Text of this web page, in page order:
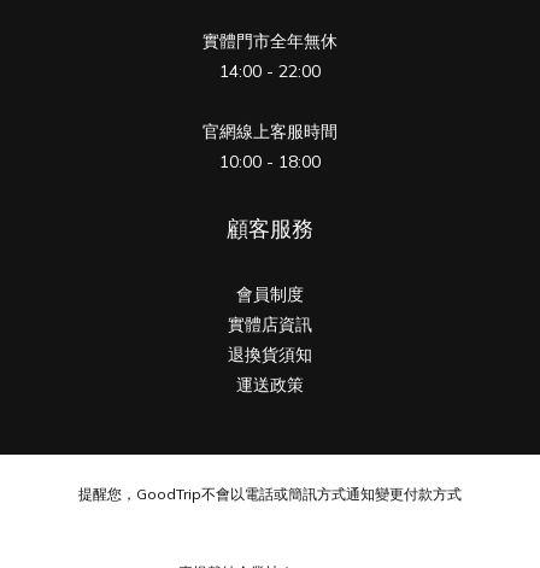
實體門市全年無休
14:00 - 22:00
官網線上客服時間
10:00 - 18:00
顧客服務
會員制度
實體店資訊
退換貨須知
運送政策
提醒您，GoodTrip不會以電話或簡訊方式通知變更付款方式